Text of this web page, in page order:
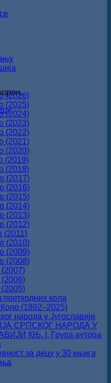
(2026)
(2025)
(2024)
(2023)
(2022)
(2021)
(2020)
(2019)
(2018)
(2017)
(2016)
(2015)
(2014)
(2013)
(2012)
(2011)
(2010)
(2009)
(2008)
(2007)
(2006)
(2005)
претходних кола
Коло (1892‒2025)
народа у Југославији
СРПСКОГ НАРОДА У
КЊ. I, Група аутора
за децу у 30 књига